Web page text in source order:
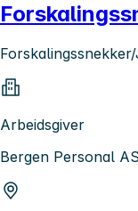
Arbeidsgiver
Bergen Personal AS